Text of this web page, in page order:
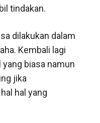
tindakan.
dilakukan dalam
Kembali lagi
biasa namun
jika
hal yang